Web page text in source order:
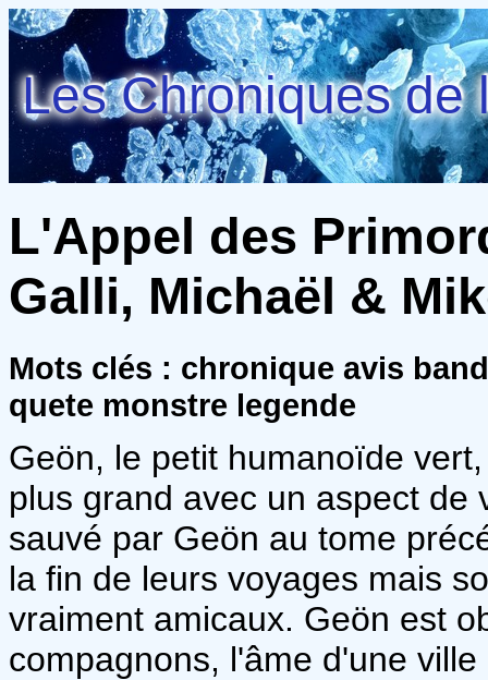
Les Chroniques de
L'Appel des
Galli, Michaël &
Mots clés : chronique avis
quete monstre legende
Geön, le petit humanoïde
plus grand avec un aspect de
sauvé par Geön au tome
la fin de leurs voyages mais
vraiment amicaux. Geön est
compagnons, l'âme d'une